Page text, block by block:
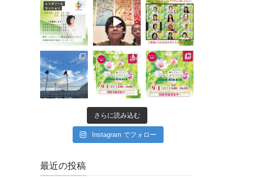
さらに読み込む
Instagram でフォロー
最近の投稿